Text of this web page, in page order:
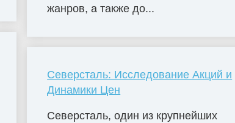
жанров, а также до...
Северсталь: Исследование Акций и
Динамики Цен
Северсталь, один из крупнейших